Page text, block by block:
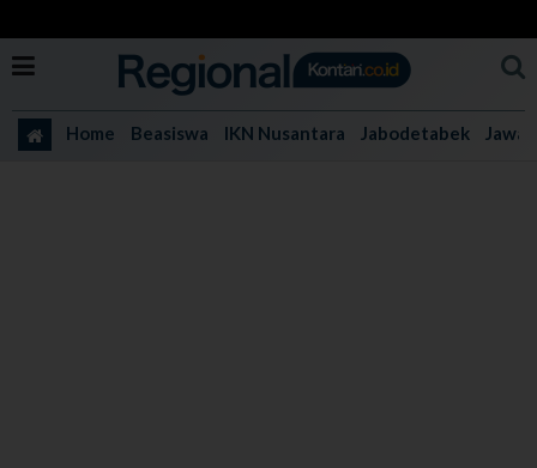
Home Beasiswa IKN Nusantara Jabodetabek Jawa